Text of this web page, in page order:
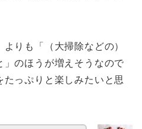
りも「（大掃除などの）
のほうが増えそうなので
っぷりと楽しみたいと思